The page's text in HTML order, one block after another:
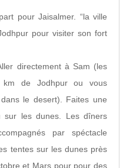
pour Jaisalmer. “la ville
pour visiter son fort
directement à Sam (les
de Jodhpur ou vous
le desert). Faites une
sur les dunes. Les dîners
par spéctacle
tentes sur les dunes près
et Mars pour pour des